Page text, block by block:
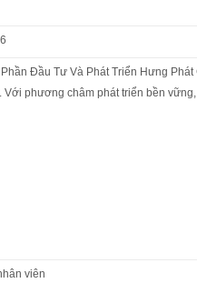
Đầu Tư Và Phát Triển Hưng
Với phương châm phát triển bền
viên